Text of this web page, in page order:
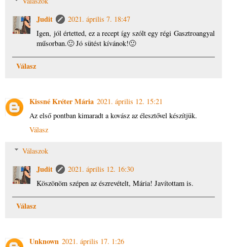
Judit
2021. április 7. 18:47
Igen, jól értetted, ez a recept így szólt egy régi Gasztroangyal
műsorban.🙂 Jó sütést kívánok!🙂
Válasz
Kissné Kréter Mária 2021. április 12. 15:21
Az első pontban kimaradt a kovász az élesztővel készítjük.
Válasz
Válaszok
Judit
2021. április 12. 16:30
Köszönöm szépen az észrevételt, Mária! Javítottam is.
Válasz
Unknown 2021. április 17. 1:26